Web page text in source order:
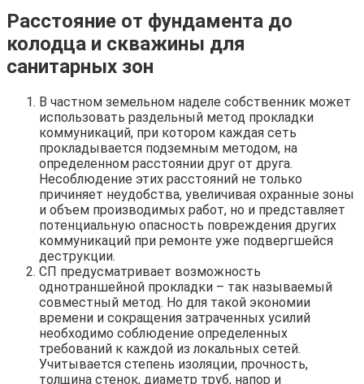
Расстояние от фундамента до
колодца и скважины для
санитарных зон
В частном земельном наделе собственник может
использовать раздельный метод прокладки
коммуникаций, при котором каждая сеть
прокладывается подземным методом, на
определенном расстоянии друг от друга.
Несоблюдение этих расстояний не только
причиняет неудобства, увеличивая охранные зоны
и объем производимых работ, но и представляет
потенциальную опасность повреждения других
коммуникаций при ремонте уже подвергшейся
деструкции.
СП предусматривает возможность
однотраншейной прокладки – так называемый
совместный метод. Но для такой экономии
времени и сокращения затраченных усилий
необходимо соблюдение определенных
требований к каждой из локальных сетей.
Учитывается степень изоляции, прочность,
толщина стенок, диаметр труб, напор и